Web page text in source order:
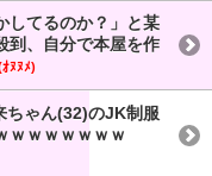
してるのか？」と某
到、自分で本屋を作
ｵﾇﾇﾒ)
ちゃん(32)のJK制服
ｗｗｗｗｗｗｗ